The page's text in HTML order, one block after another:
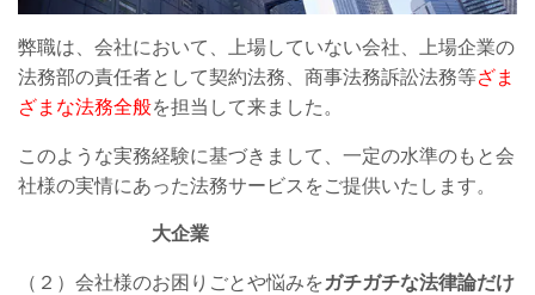
弊職は、会社において、上場していない会社、上場企業の
法務部の責任者として契約法務、商事法務訴訟法務等ざま
ざまな法務全般を担当して来ました。
このような実務経験に基づきまして、一定の水準のもと会
社様の実情にあった法務サービスをご提供いたします。
大企業
（２）会社様のお困りごとや悩みをガチガチな法律論だけ